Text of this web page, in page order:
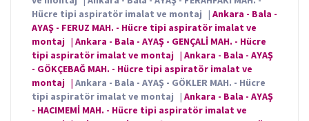
Hücre tipi aspiratör imalat ve montaj | Ankara - Bala -
AYAŞ - FERUZ MAH. - Hücre tipi aspiratör imalat ve
montaj | Ankara - Bala - AYAŞ - GENÇALİ MAH. - Hücre
tipi aspiratör imalat ve montaj | Ankara - Bala - AYAŞ
- GÖKÇEBAĞ MAH. - Hücre tipi aspiratör imalat ve
montaj | Ankara - Bala - AYAŞ - GÖKLER MAH. - Hücre
tipi aspiratör imalat ve montaj | Ankara - Bala - AYAŞ
- HACIMEMİ MAH. - Hücre tipi aspiratör imalat ve